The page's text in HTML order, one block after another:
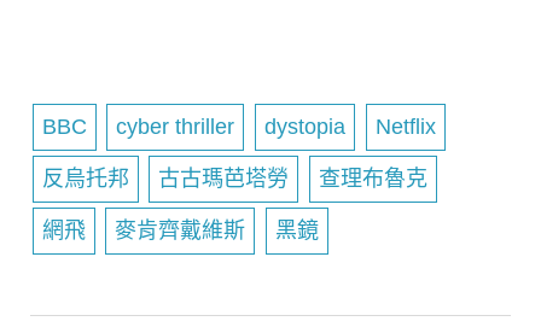
BBC cyber thriller dystopia Netflix
反烏托邦 古古瑪芭塔勞 查理布魯克
網飛 麥肯齊戴維斯 黑鏡